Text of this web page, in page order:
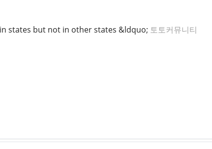
states but not in other states &ldquo; 토토커뮤니티